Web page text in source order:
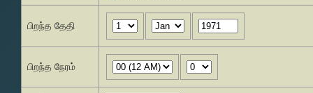
பிறந்த தேதி
பிறந்த நேரம்